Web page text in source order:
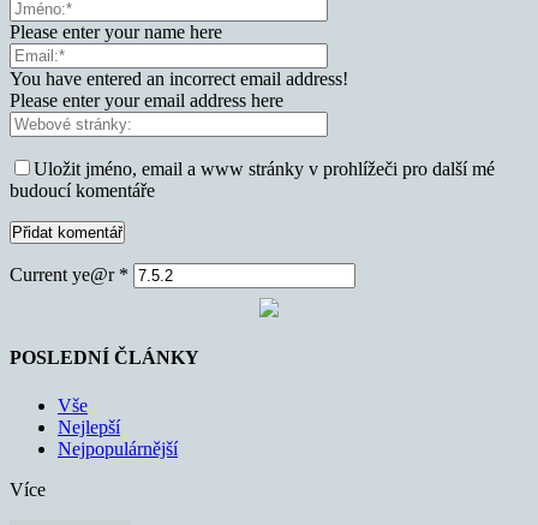
Please enter your name here
You have entered an incorrect email address!
Please enter your email address here
Uložit jméno, email a www stránky v prohlížeči pro další mé
budoucí komentáře
Current ye@r *
POSLEDNÍ ČLÁNKY
Vše
Nejlepší
Nejpopulárnější
Více